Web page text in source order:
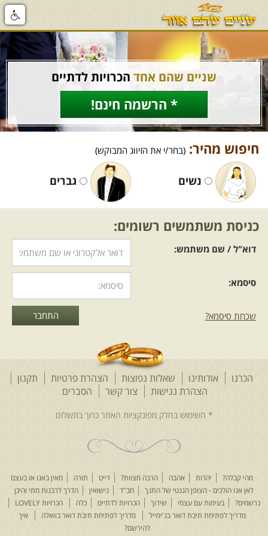
שניים שהם אחד הכרויות לדתיים
* הרשמה חינם!
חיפוש מהיר: (בחר/י את הזיווג המבוקש)
נשים גברים
כניסת משתמשים רשומים:
דוא"ל / שם משתמש:
סיסמא:
שכחת סיסמא?
הכרנו אודותינו שאלות נפוצות הצהרת פרטיות
תקנון
הצהרת נגישות
צור קשר הסברים
מהי קבלה? יהדות אהבה הרבה מצוות? דייט תורה
מאין באנו או בעצם
לאן אנו הולכים - הצופן הגנטי של התנך
חב"ד נישואין
הדרך לרבנות מתי והיכן
נרשמים?
בעימות עם עצמי שידוך הכרויות לדתיים כלה
הכרויות LOVELY
מדריך לפתיחת תיבת דואר בג'ימייל
מדריך לפתיחת תיבת דואר בוואלה
איך
להירשם?